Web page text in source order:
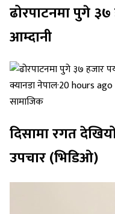
ढोरपाटनमा पुगे
आम्दानी
क्यानडा नेपाल·20 hours ago
सामाजिक
दिसामा रगत
उपचार (भिडिओ)